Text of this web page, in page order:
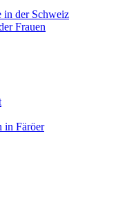
in der Schweiz
Frauen
in Färöer